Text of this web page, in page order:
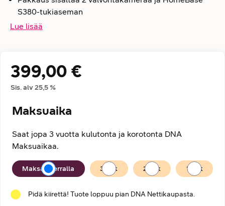
S380-tukiaseman
Lue lisää
Hintatiedot
399,00 €
Sis. alv25,5 %
Maksuaika
Saat jopa 3 vuotta kulutonta ja korotonta DNA
Maksuaikaa.
Maksuaika
Maksan kerralla 36 kk 24 kk 12 kk
Pidä kiirettä! Tuote loppuu pian DNA Nettikaupasta.